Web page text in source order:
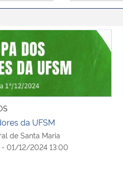
da UFSM
da UFSM
de Santa Maria
01/12/2024 13:00